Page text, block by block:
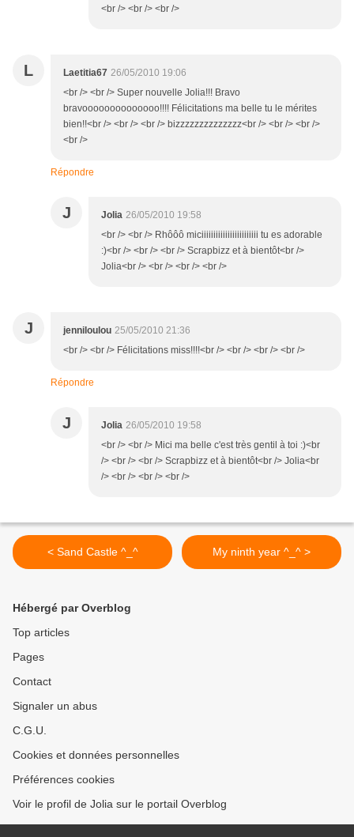
<br /> <br /> <br />
L Laetitia67 26/05/2010 19:06
<br /> <br /> Super nouvelle Jolia!!! Bravo
bravoooooooooooooo!!!! Félicitations ma belle tu le mérites
bien!!<br /> <br /> <br /> bizzzzzzzzzzzzzz<br /> <br /> <br />
<br />
Répondre
J Jolia 26/05/2010 19:58
<br /> <br /> Rhôôô miciiiiiiiiiiiiiiiiiiiiiiii tu es adorable
:)<br /> <br /> <br /> Scrapbizz et à bientôt<br />
Jolia<br /> <br /> <br /> <br />
J jenniloulou 25/05/2010 21:36
<br /> <br /> Félicitations miss!!!!<br /> <br /> <br /> <br />
Répondre
J Jolia 26/05/2010 19:58
<br /> <br /> Mici ma belle c'est très gentil à toi :)<br
/> <br /> <br /> Scrapbizz et à bientôt<br /> Jolia<br
/> <br /> <br /> <br />
< Sand Castle ^_^ My ninth year ^_^ >
Hébergé par Overblog
Top articles
Pages
Contact
Signaler un abus
C.G.U.
Cookies et données personnelles
Préférences cookies
Voir le profil de Jolia sur le portail Overblog